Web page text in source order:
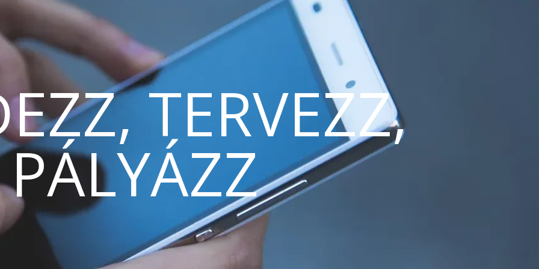
TERVEZZ,
PÁLYÁZZ